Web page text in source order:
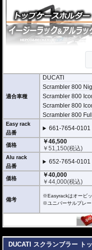
２種類のホルダーをラインナッ
ヘプコ&ベッカー
のトップケー
(垂直に立っている部分)が、折
ップ。お客様の使用スタイルに
折りたたみタイプ Easy rack /
位置決めガイドが折りたたみ式
ます。
トップケースを必要としないよ
す。
固定タイプ Alu rack / アルラ
位置決めガイドがボルトで固定
リアとなります。
ケースを取り付けたまま使用す
リーズナブルな価格も魅力。
その他、付属の取付用フレーム
高耐久パウダー塗装仕上げ。
※写真のEasylackは位置決めガ
イドを取り付けた状態です。
適合車種
DUCATI
Scrambler 800
Scrambler 800
Scrambler 800
Scrambler 800
Easy rack
品番
661-7654-0101
価格
￥46,500
￥51,150(税込)
Alu rack
品番
652-7654-0101
価格
￥40,000
￥44,000(税込)
備考
※Easyrackはオービ
※ユニバーサルプレー
DUCATI スクランブラー ト